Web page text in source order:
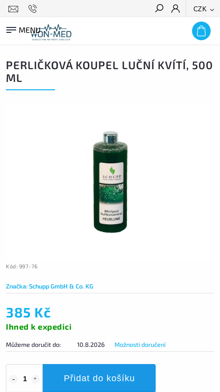
CZK
HLEDAT
PERLIČKOVÁ KOUPEL LUČNÍ KVÍTÍ, 500
ML
Kód: 997-76
Značka:Schupp GmbH & Co. KG
385 Kč
Ihned k expedici
Můžeme doručit do: 10.8.2026 Možnosti doručení
Přidat do košíku